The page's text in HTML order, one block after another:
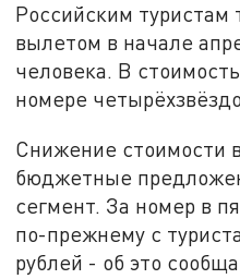
Российским
вылетом в начале
человека. В
номере
Снижение стоимости
бюджетные
сегмент. За номер в
по-прежнему с
рублей - об это